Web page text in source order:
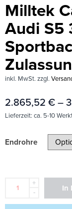
Milltek
Audi S5
inkl. MwSt. zzgl.
2.865,52 € –
Lieferzeit: ca. 5-10
Endrohre
+
-
In